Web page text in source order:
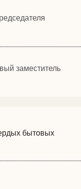
заместитель
бытовых